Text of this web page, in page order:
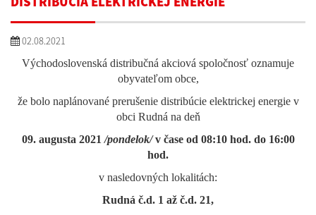
02.08.2021
Východoslovenská distribučná akciová spoločnosť oznamuje
obyvateľom obce,
že bolo naplánované prerušenie distribúcie elektrickej energie v
obci Rudná na deň
09. augusta 2021 /pondelok/v čase od 08:10 hod. do 16:00
hod.
v nasledovných lokalitách:
Rudná č.d. 1 až č.d. 21,